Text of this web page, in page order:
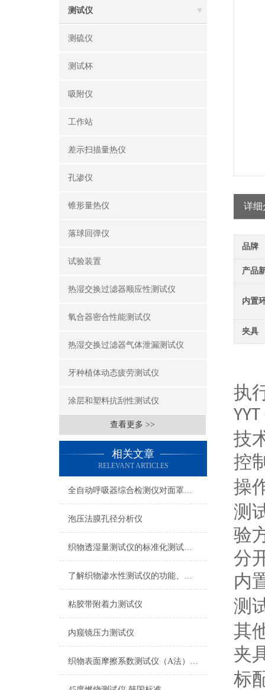
测试仪
测硫仪
测试杯
吸附仪
工作站
差示扫描量热仪
孔渗仪
锥形量热仪
落球回弹仪
试验装置
热湿交换过滤器顺应性测试仪
氧合器密合性能测试仪
热湿交换过滤器气体泄漏测试仪
牙种植体动态疲劳测试仪
涂层和塑料抗刮性测试仪
查看更多 >>
相关文章
RELEVANT ARTICLES
全自动呼吸器综合检测仪对面罩泄漏率的定量检测方法
泡压法膜孔径分析仪
织物透湿量测试仪的标准化测试方法与流程介绍
了解织物渗水性测试仪的功能、优势与行业应用
粘胶带附着力测试仪
内窥镜压力测试仪
织物表面摩擦系数测试仪（A法） 检测准确
详细
品牌
产品
内置
夹具
执
技
控
操
测
验
分
内
测
其
夹
标